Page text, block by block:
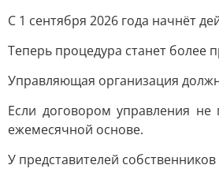
С 1 сентября 2026 года начнёт
Теперь процедура станет более
Управляющая организация
Если договором управления
ежемесячной основе.
У представителей